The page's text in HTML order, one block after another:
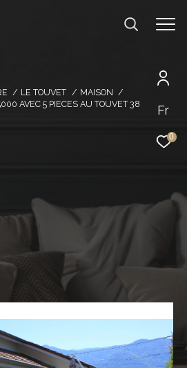
Fr
0
LE TOUVET
MAISON
AVEC 5 PIECES AU TOUVET 38